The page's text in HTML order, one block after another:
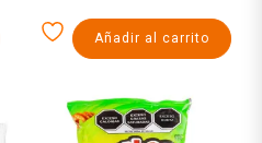
Añadir al carrito